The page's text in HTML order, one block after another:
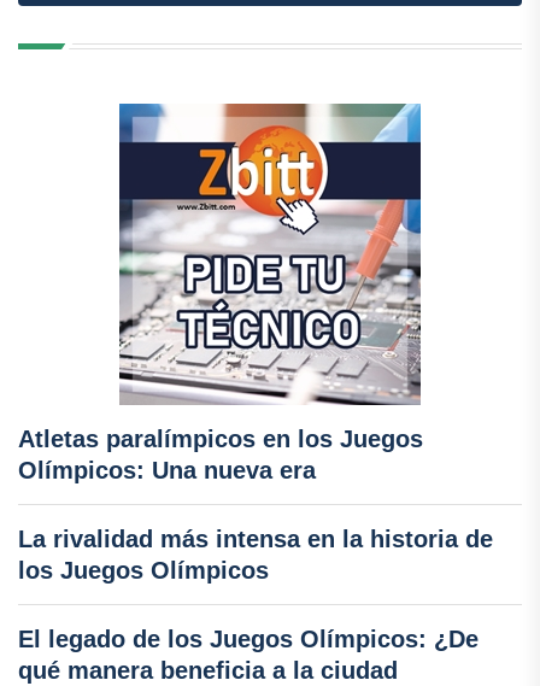
Atletas paralímpicos en los Juegos
Olímpicos: Una nueva era
La rivalidad más intensa en la historia de
los Juegos Olímpicos
El legado de los Juegos Olímpicos: ¿De
qué manera beneficia a la ciudad